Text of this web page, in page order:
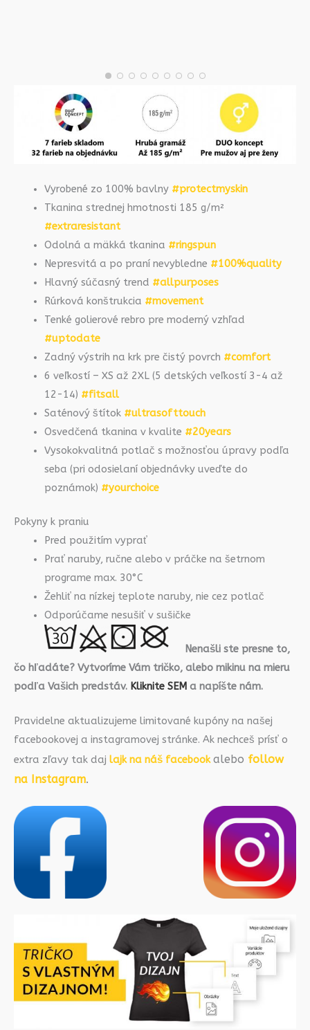
Vyrobené zo 100% bavlny #protectmyskin
Tkanina strednej hmotnosti 185 g/m²
#extraresistant
Odolná a mäkká tkanina #ringspun
Nepresvitá a po praní nevybledne #100%quality
Hlavný súčasný trend #allpurposes
Rúrková konštrukcia #movement
Tenké golierové rebro pre moderný vzhľad
#uptodate
Zadný výstrih na krk pre čistý povrch #comfort
6 veľkostí – XS až 2XL (5 detských veľkostí 3-4 až
12-14) #fitsall
Saténový štítok #ultrasofttouch
Osvedčená tkanina v kvalite #20years
Vysokokvalitná potlač s možnosťou úpravy podľa
seba (pri odosielaní objednávky uveďte do
poznámok) #yourchoice
Pokyny k praniu
Pred použitím vyprať
Prať naruby, ručne alebo v práčke na šetrnom
programe max. 30°C
Žehliť na nízkej teplote naruby, nie cez potlač
Odporúčame nesušiť v sušičke
Nenašli ste presne to,
čo hľadáte? Vytvoríme Vám tričko, alebo mikinu na mieru
podľa Vašich predstáv. Kliknite SEM a napíšte nám.
Pravidelne aktualizujeme limitované kupóny na našej
facebookovej a instagramovej stránke. Ak nechceš prísť o
extra zľavy tak daj lajk na náš facebookalebo follow
na Instagram.